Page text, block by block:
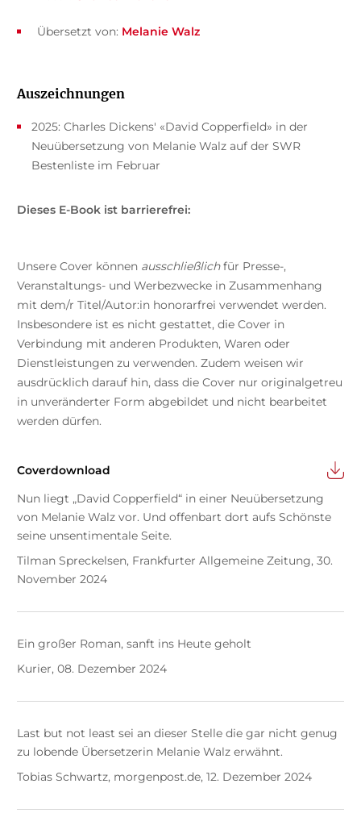
Übersetzt von: Melanie Walz
Auszeichnungen
2025: Charles Dickens' «David Copperfield» in der
Neuübersetzung von Melanie Walz auf der SWR
Bestenliste im Februar
Dieses E-Book ist barrierefrei:
Unsere Cover können ausschließlichfür Presse-,
Veranstaltungs- und Werbezwecke in Zusammenhang
mit dem/r Titel/Autor:in honorarfrei verwendet werden.
Insbesondere ist es nicht gestattet, die Cover in
Verbindung mit anderen Produkten, Waren oder
Dienstleistungen zu verwenden. Zudem weisen wir
ausdrücklich darauf hin, dass die Cover nur originalgetreu
in unveränderter Form abgebildet und nicht bearbeitet
werden dürfen.
Coverdownload
Nun liegt „David Copperfield“ in einer Neuübersetzung
von Melanie Walz vor. Und offenbart dort aufs Schönste
seine unsentimentale Seite.
Tilman Spreckelsen, Frankfurter Allgemeine Zeitung, 30.
November 2024
Ein großer Roman, sanft ins Heute geholt
Kurier, 08. Dezember 2024
Last but not least sei an dieser Stelle die gar nicht genug
zu lobende Übersetzerin Melanie Walz erwähnt.
Tobias Schwartz, morgenpost.de, 12. Dezember 2024